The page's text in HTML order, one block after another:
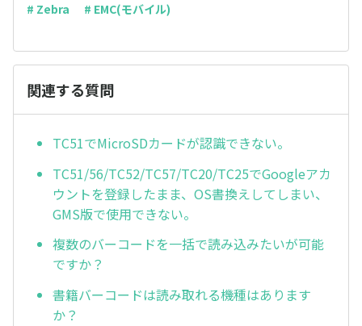
# Zebra # EMC(モバイル)
関連する質問
TC51でMicroSDカードが認識できない。
TC51/56/TC52/TC57/TC20/TC25でGoogleアカ
ウントを登録したまま、OS書換えしてしまい、
GMS版で使用できない。
複数のバーコードを一括で読み込みたいが可能
ですか？
書籍バーコードは読み取れる機種はあります
か？